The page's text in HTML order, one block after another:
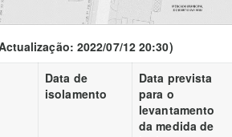
2022/07/12 20:30)
Data de
isolamento
Data prevista
para o
levantamento
da medida de